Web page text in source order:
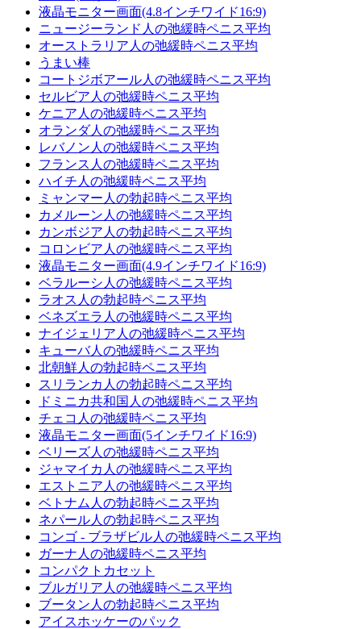
液晶モニター画面(4.8インチワイド16:9)
ニュージーランド人の弛緩時ペニス平均
オーストラリア人の弛緩時ペニス平均
うまい棒
コー​​トジボアール人の弛緩時ペニス平均
セルビア人の弛緩時ペニス平均
ケニア人の弛緩時ペニス平均
オランダ人の弛緩時ペニス平均
レバノン人の弛緩時ペニス平均
フランス人の弛緩時ペニス平均
ハイチ人の弛緩時ペニス平均
ミャンマー人の勃起時ペニス平均
カメルーン人の弛緩時ペニス平均
カンボジア人の勃起時ペニス平均
コロンビア人の弛緩時ペニス平均
液晶モニター画面(4.9インチワイド16:9)
ベラルーシ人の弛緩時ペニス平均
ラオス人の勃起時ペニス平均
ベネズエラ人の弛緩時ペニス平均
ナイジェリア人の弛緩時ペニス平均
キューバ人の弛緩時ペニス平均
北朝鮮人の勃起時ペニス平均
スリランカ人の勃起時ペニス平均
ドミニカ共和国人の弛緩時ペニス平均
チェコ人の弛緩時ペニス平均
液晶モニター画面(5インチワイド16:9)
ベリーズ人の弛緩時ペニス平均
ジャマイカ人の弛緩時ペニス平均
エストニア人の弛緩時ペニス平均
ベトナム人の勃起時ペニス平均
ネパール人の勃起時ペニス平均
コンゴ - ブラザビル人の弛緩時ペニス平均
ガーナ人の弛緩時ペニス平均
コンパクトカセット
ブルガリア人の弛緩時ペニス平均
ブータン人の勃起時ペニス平均
アイスホッケーのパック